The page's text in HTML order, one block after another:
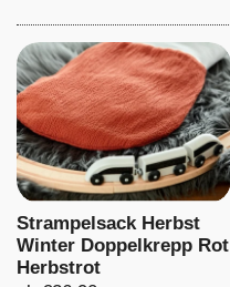
Strampelsack Herbst
Winter Doppelkrepp Rot
Herbstrot